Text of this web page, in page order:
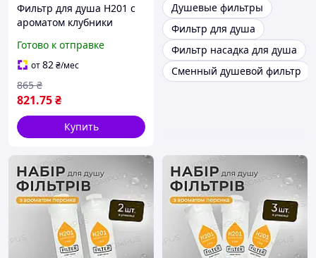
Фильтр для душа H201 с
ароматом клубники
Готово к отправке
от82₴/мес
821.75₴
865 ₴
Купить
Душевые фильтры
Фильтр для душа
Фильтр насадка для душа
Сменный душевой фильтр